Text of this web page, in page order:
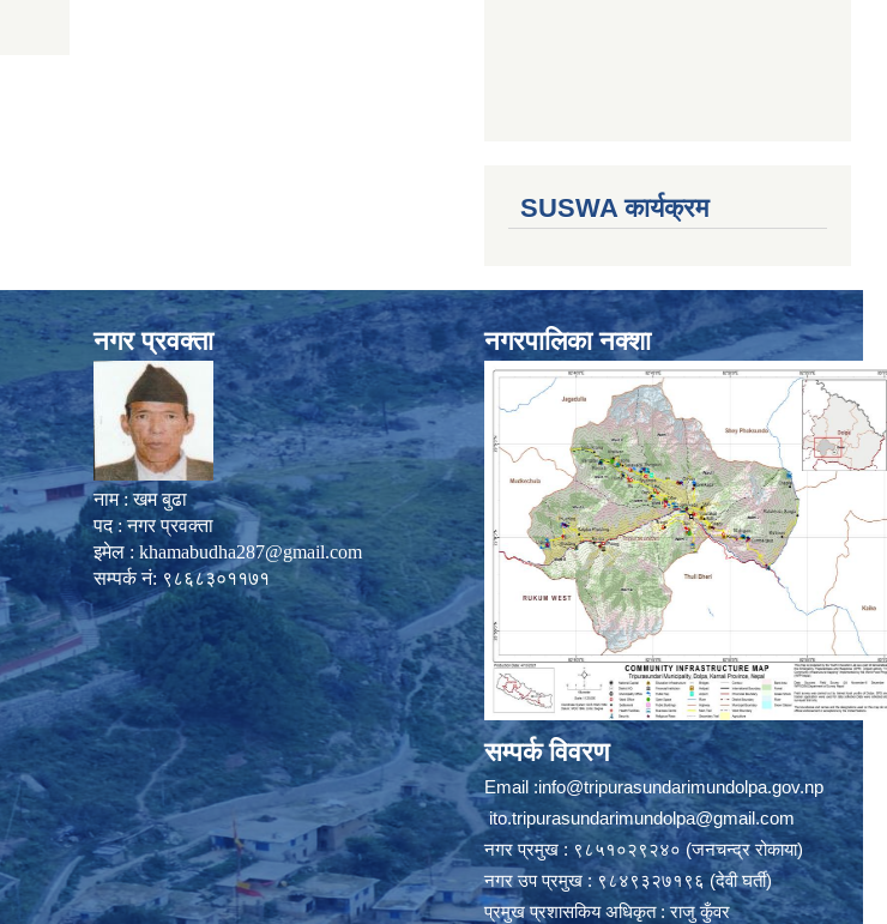
SUSWA कार्यक्रम
नगर प्रवक्ता
नाम : खम बुढा
पद : नगर प्रवक्ता
इमेल : khamabudha287@gmail.com
सम्पर्क नं: ९८६८३०११७१
नगरपालिका नक्शा
सम्पर्क विवरण
Email :info@tripurasundarimundolpa.gov.np
ito.tripurasundarimundolpa@gmail.com
नगर प्रमुख : ९८५१०२९२४० (जनचन्द्र रोकाया)
नगर उप प्रमुख : ९८४९३२७१९६ (देवी घर्ती)
प्रमुख प्रशासकिय अधिकृत : राजु कुँवर